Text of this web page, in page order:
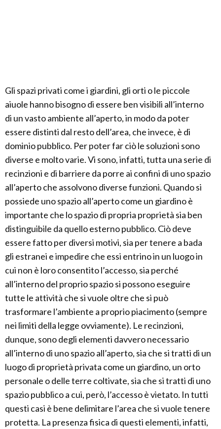
Gli spazi privati come i giardini, gli orti o le piccole
aiuole hanno bisogno di essere ben visibili all’interno
di un vasto ambiente all’aperto, in modo da poter
essere distinti dal resto dell’area, che invece, è di
dominio pubblico. Per poter far ciò le soluzioni sono
diverse e molto varie. Vi sono, infatti, tutta una serie di
recinzioni e di barriere da porre ai confini di uno spazio
all’aperto che assolvono diverse funzioni. Quando si
possiede uno spazio all’aperto come un giardino è
importante che lo spazio di propria proprietà sia ben
distinguibile da quello esterno pubblico. Ciò deve
essere fatto per diversi motivi, sia per tenere a bada
gli estranei e impedire che essi entrino in un luogo in
cui non è loro consentito l’accesso, sia perché
all’interno del proprio spazio si possono eseguire
tutte le attività che si vuole oltre che si può
trasformare l’ambiente a proprio piacimento (sempre
nei limiti della legge ovviamente). Le recinzioni,
dunque, sono degli elementi davvero necessario
all’interno di uno spazio all’aperto, sia che si tratti di un
luogo di proprietà privata come un giardino, un orto
personale o delle terre coltivate, sia che si tratti di uno
spazio pubblico a cui, però, l’accesso è vietato. In tutti
questi casi è bene delimitare l’area che si vuole tenere
protetta. La presenza fisica di questi elementi, infatti,